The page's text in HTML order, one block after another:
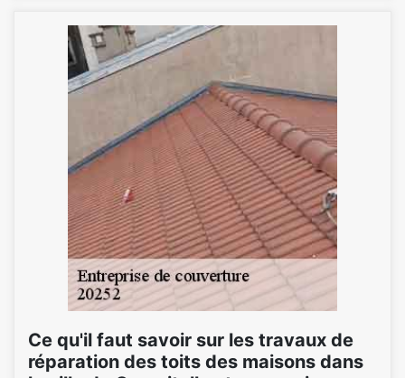
Ce qu'il faut savoir sur les travaux de
réparation des toits des maisons dans